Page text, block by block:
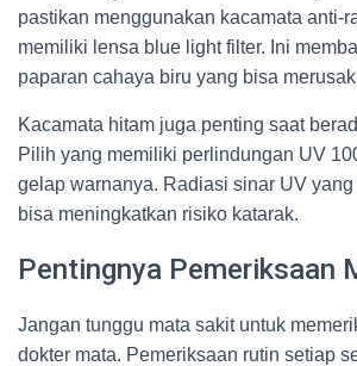
pastikan menggunakan kacamata anti-
memiliki lensa blue light filter. Ini
paparan cahaya biru yang bisa
Kacamata hitam juga penting saat
Pilih yang memiliki perlindungan UV
gelap warnanya. Radiasi sinar UV
bisa meningkatkan risiko katarak.
Pentingnya Pemeriksaan
Jangan tunggu mata sakit untuk
dokter mata. Pemeriksaan rutin setiap